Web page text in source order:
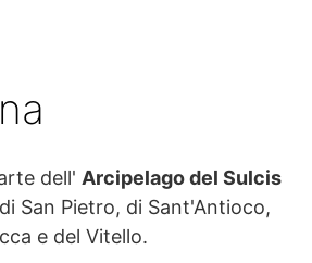
dell' Arcipelago del Sulcis
San Pietro, di Sant'Antioco,
e del Vitello.